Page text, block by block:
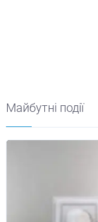
Майбутні події